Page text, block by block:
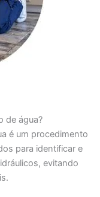
de água?
é um procedimento
para identificar e
evitando